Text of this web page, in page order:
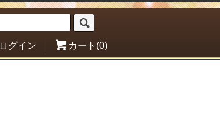
ログイン カート(0)